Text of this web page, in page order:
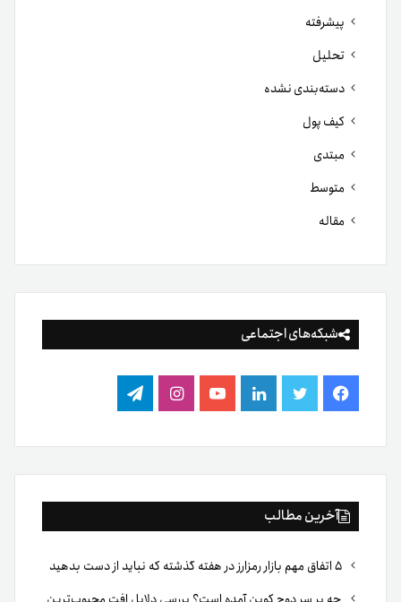
پیشرفته
تحلیل
دسته‌بندی نشده
کیف پول
مبتدی
متوسط
مقاله
شبکه‌های اجتماعی
فیس
بوک
توییتر لینکدینیوتیوباینستاگرام
تلگرام
آخرین مطالب